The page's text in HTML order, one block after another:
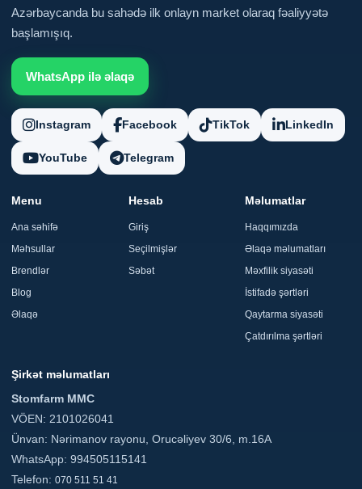
Azərbaycanda bu sahədə ilk onlayn market olaraq fəaliyyətə
başlamışıq.
WhatsApp ilə əlaqə
Instagram Facebook TikTok LinkedIn
YouTube Telegram
Menu
Ana səhifə
Məhsullar
Brendlər
Blog
Əlaqə
Hesab
Giriş
Seçilmişlər
Səbət
Məlumatlar
Haqqımızda
Əlaqə məlumatları
Məxfilik siyasəti
İstifadə şərtləri
Qaytarma siyasəti
Çatdırılma şərtləri
Şirkət məlumatları
Stomfarm MMC
VÖEN: 2101026041
Ünvan: Nərimanov rayonu, Orucəliyev 30/6, m.16A
WhatsApp: 994505115141
Telefon: 070 511 51 41